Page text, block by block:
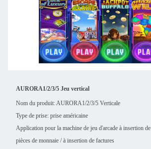
AURORA1/2/3/5 Jeu vertical
Nom du produit:AURORA1/2/3/5 Verticale
Type de prise: prise américaine
Application pour la machine de jeu d'arcade à insertion de
pièces de monnaie / à insertion de factures